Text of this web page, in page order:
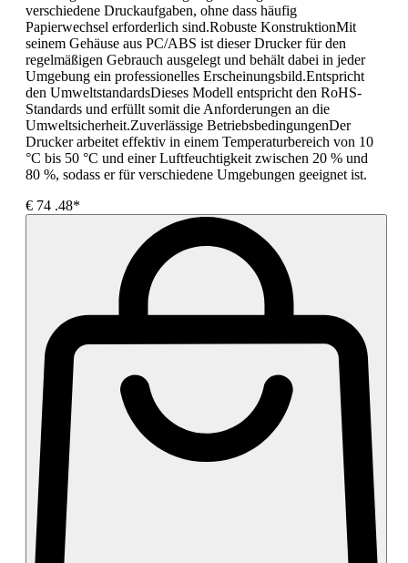
verschiedene Druckaufgaben, ohne dass häufig
Papierwechsel erforderlich sind.Robuste KonstruktionMit
seinem Gehäuse aus PC/ABS ist dieser Drucker für den
regelmäßigen Gebrauch ausgelegt und behält dabei in jeder
Umgebung ein professionelles Erscheinungsbild.Entspricht
den UmweltstandardsDieses Modell entspricht den RoHS-
Standards und erfüllt somit die Anforderungen an die
Umweltsicherheit.Zuverlässige BetriebsbedingungenDer
Drucker arbeitet effektiv in einem Temperaturbereich von 10
°C bis 50 °C und einer Luftfeuchtigkeit zwischen 20 % und
80 %, sodass er für verschiedene Umgebungen geeignet ist.
€ 74 .48*